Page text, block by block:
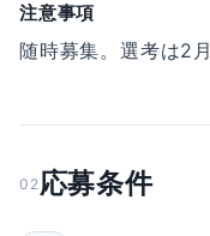
注意事項
随時募集。選考は2月
02 応募条件